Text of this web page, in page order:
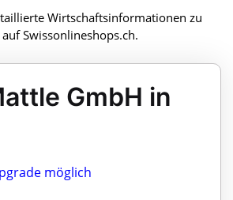
Wirtschaftsinformationen zu
Swissonlineshops.ch.
GmbH in
möglich